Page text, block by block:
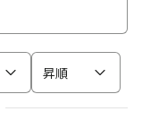
昇順